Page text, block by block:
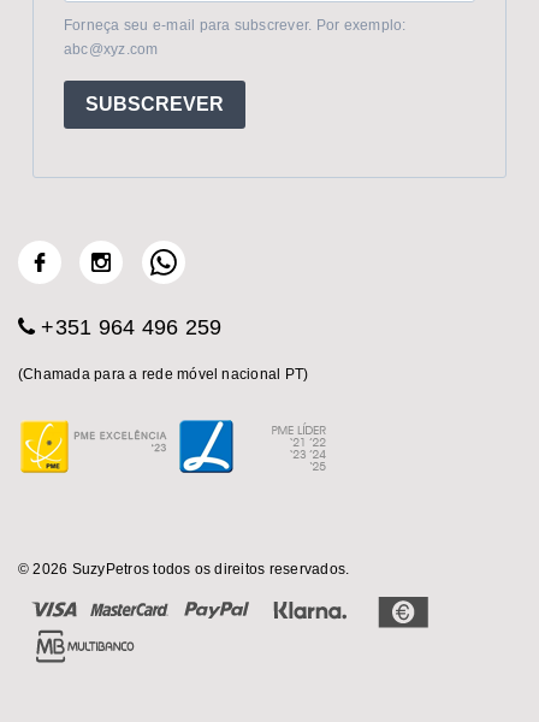
Forneça seu e-mail para subscrever. Por exemplo:
abc@xyz.com
SUBSCREVER
+351 964 496 259
(Chamada para a rede móvel nacional PT)
© 2026 SuzyPetros todos os direitos reservados.